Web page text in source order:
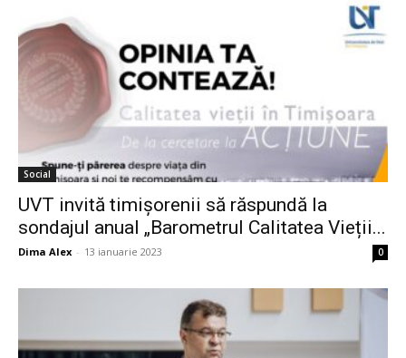
Social
UVT invită timișorenii să răspundă la
sondajul anual „Barometrul Calitatea Vieții...
Dima Alex - 13 ianuarie 2023 0